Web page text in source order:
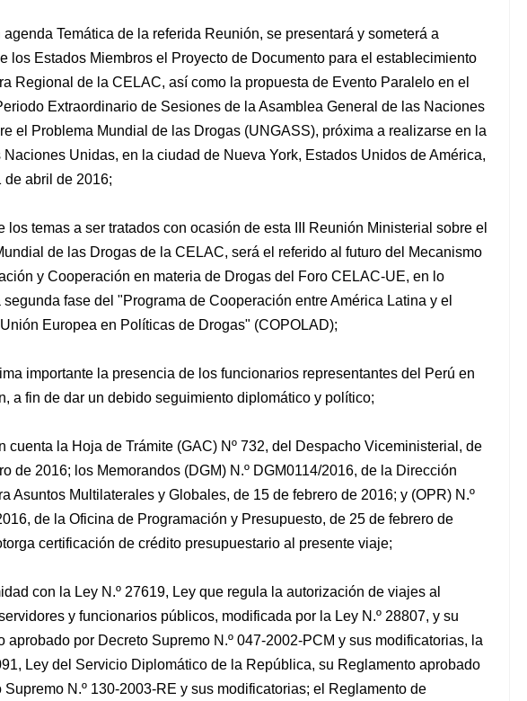
agenda Temática de la referida Reunión, se presentará y someterá a
los Estados Miembros el Proyecto de Documento para el establecimiento
Regional de la CELAC, así como la propuesta de Evento Paralelo en el
Extraordinario de Sesiones de la Asamblea General de las Naciones
el Problema Mundial de las Drogas (UNGASS), próxima a realizarse en la
Naciones Unidas, en la ciudad de Nueva York, Estados Unidos de América,
de abril de 2016;
los temas a ser tratados con ocasión de esta III Reunión Ministerial sobre el
de las Drogas de la CELAC, será el referido al futuro del Mecanismo
y Cooperación en materia de Drogas del Foro CELAC-UE, en lo
segunda fase del "Programa de Cooperación entre América Latina y el
Europea en Políticas de Drogas" (COPOLAD);
importante la presencia de los funcionarios representantes del Perú en
a fin de dar un debido seguimiento diplomático y político;
cuenta la Hoja de Trámite (GAC) Nº 732, del Despacho Viceministerial, de
de 2016; los Memorandos (DGM) N.º DGM0114/2016, de la Dirección
Asuntos Multilaterales y Globales, de 15 de febrero de 2016; y (OPR) N.º
de la Oficina de Programación y Presupuesto, de 25 de febrero de
certificación de crédito presupuestario al presente viaje;
con la Ley N.º 27619, Ley que regula la autorización de viajes al
y funcionarios públicos, modificada por la Ley N.º 28807, y su
aprobado por Decreto Supremo N.º 047-2002-PCM y sus modificatorias, la
Ley del Servicio Diplomático de la República, su Reglamento aprobado
Supremo N.º 130-2003-RE y sus modificatorias; el Reglamento de